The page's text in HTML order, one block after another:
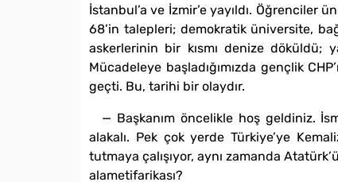
İstanbul’a ve İzmir’e yayıldı. Öğrenciler
68’in talepleri; demokratik üniversite,
askerlerinin bir kısmı denize döküldü;
Mücadeleye başladığımızda gençlik
geçti. Bu, tarihi bir olaydır.
— Başkanım öncelikle hoş geldiniz.
alakalı. Pek çok yerde Türkiye’ye
tutmaya çalışıyor, aynı zamanda
alametifarikası?